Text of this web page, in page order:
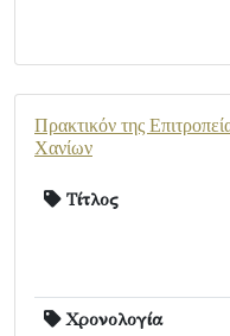
Πρακτικόν της
Χανίων
Τίτλος
Χρονολογία